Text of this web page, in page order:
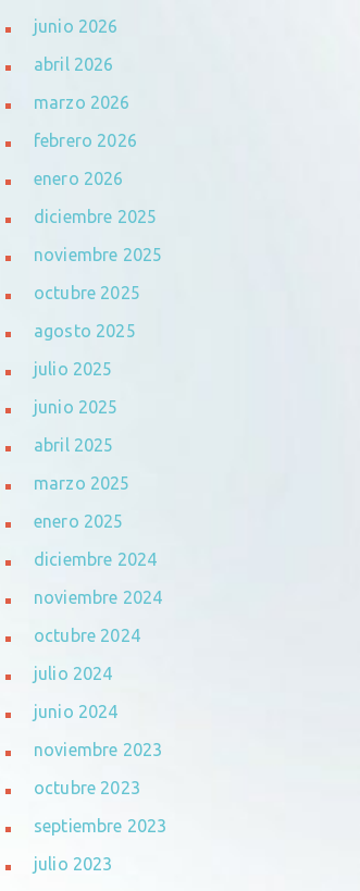
junio 2026
abril 2026
marzo 2026
febrero 2026
enero 2026
diciembre 2025
noviembre 2025
octubre 2025
agosto 2025
julio 2025
junio 2025
abril 2025
marzo 2025
enero 2025
diciembre 2024
noviembre 2024
octubre 2024
julio 2024
junio 2024
noviembre 2023
octubre 2023
septiembre 2023
julio 2023